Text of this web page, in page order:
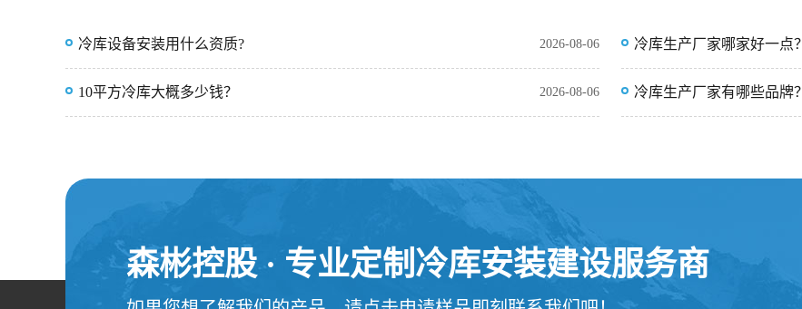
冷库设备安装用什么资质? 2026-08-06
10平方冷库大概多少钱？ 2026-08-06
冷库生产厂家哪家好一点？
冷库生产厂家有哪些品牌？
森彬控股 · 专业定制冷库安装建设服务商